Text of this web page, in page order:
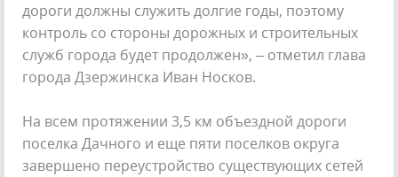
дороги должны служить долгие годы, поэтому
контроль со стороны дорожных и строительных
служб города будет продолжен», – отметил глава
города Дзержинска Иван Носков.
На всем протяжении 3,5 км объездной дороги
поселка Дачного и еще пяти поселков округа
завершено переустройство существующих сетей